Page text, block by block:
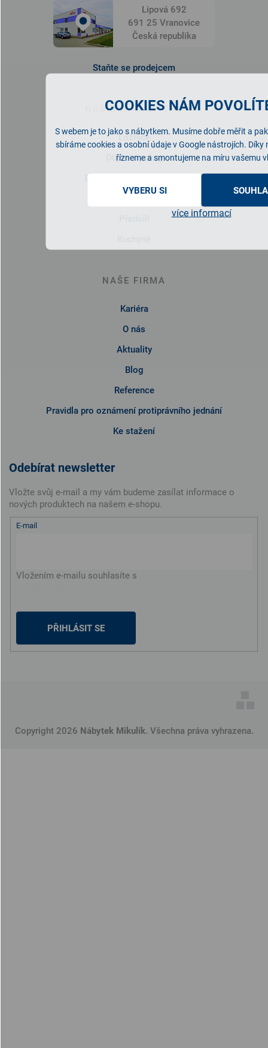
COOKIES NÁM
S webem je to jako s nábytkem. Musíme dobře měřit a
sbíráme cookies a osobní údaje v Google nástrojích. Díky
řízneme a smontujeme na míru vašemu
VYBERU SI
více informací
Lipová 692
691 25 Vranovice
Česká republika
Staňte se prodejcem
NABÍDKA NÁBYTKU
Ložnice
Obývací pokoj
Dětský/studentský pokoj
NAŠE FIRMA
Kariéra
O nás
Aktuality
Blog
Reference
Pravidla pro oznámení protiprávního jednání
Ke stažení
Odebírat newsletter
Vložte svůj e-mail a my vám budeme zasílat informace o
nových produktech na našem e-shopu.
E-mail
Vložením e-mailu souhlasíte s
PŘIHLÁSIT SE
Copyright 2026 Nábytek Mikulík. Všechna práva vyhrazena.